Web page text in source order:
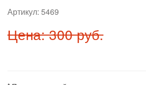
Артикул: 5469
Цена: 300 руб.